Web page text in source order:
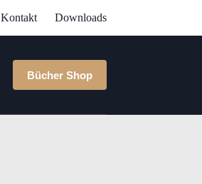
Kontakt Downloads
Bücher Shop